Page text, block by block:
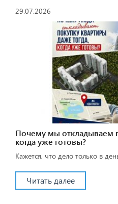
29.07.2026
Почему мы откладываем
когда уже готовы?
Кажется, что дело только в
Читать далее